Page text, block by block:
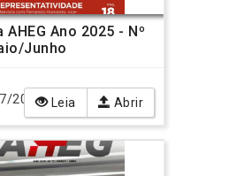
AHEG Ano 2025 - Nº
Junho
2025 Leia Abrir